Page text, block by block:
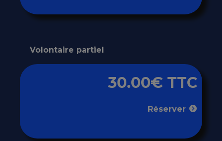
Volontaire partiel
30.00€ TTC
Réserver